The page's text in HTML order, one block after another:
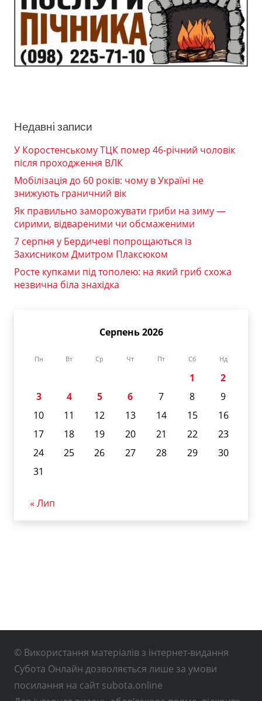
Недавні записи
У Коростенському ТЦК помер 46-річний чоловік
після проходження ВЛК
Мобілізація до 60 років: чому в Україні не
знижують граничний вік
Як правильно заморожувати гриби на зиму —
сирими, відвареними чи обсмаженими
7 серпня у Бердичеві попрощаються із
Захисником Дмитром Плаксюком
Росте купками під тополею: на який гриб схожа
незвична біла знахідка
Серпень 2026
Пн Вт Ср Чт Пт Сб Нд
1
2
3
4 5 6 7 8
9
10
11 12 13 14 15
16
17
18 19 20 21 22
23
24
25 26 27 28 29
30
31
« Лип
© Використання матеріалів з інтернет-видання
Субота Онлайн дозволяється лише за умови
посилання на сайт subota.online